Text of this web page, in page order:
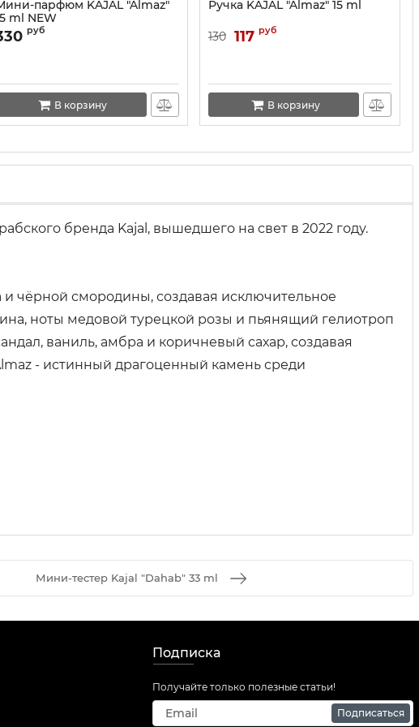
парфюм KAJAL "Almaz"
ml NEW
руб
В корзину
Ручка KAJAL "Almaz" 15 ml
130 117 руб
В корзину
бренда Kajal, вышедшего на свет в 2022 году.
чёрной смородины, создавая исключительное
ноты медовой турецкой розы и пьянящий гелиотроп
ваниль, амбра и коричневый сахар, создавая
- истинный драгоценный камень среди
Мини-тестер Kajal "Dahab" 33 ml
Подписка
Получайте только полезные статьи!
Подписаться